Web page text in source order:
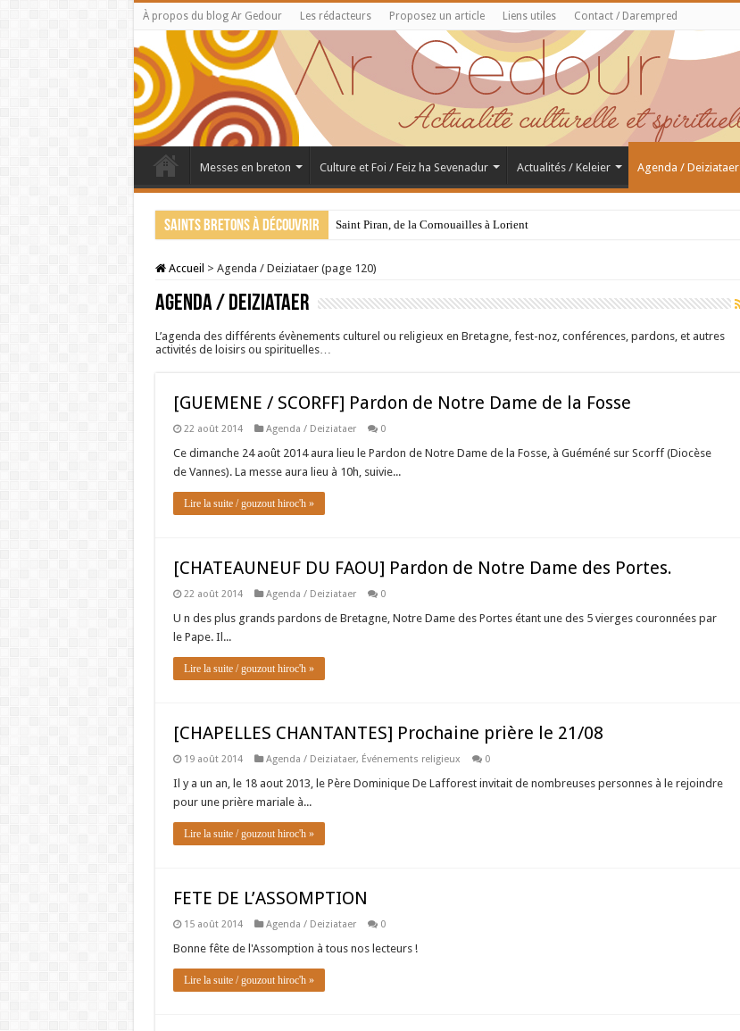
À propos du blog Ar Gedour Les rédacteurs Proposez un article Liens utiles Contact / Darempred
Messes en breton Culture et Foi / Feiz ha Sevenadur Actualités / Keleier Agenda / Deiziataer
Saints bretons à découvrir Saint Piran, de la Cornouailles à Lorient
Accueil > Agenda / Deiziataer (page 120)
Agenda / Deiziataer
L’agenda des différents évènements culturel ou religieux en Bretagne, fest-noz, conférences, pardons, et autres
activités de loisirs ou spirituelles…
[GUEMENE / SCORFF] Pardon de Notre Dame de la Fosse
22 août 2014 Agenda / Deiziataer 0
Ce dimanche 24 août 2014 aura lieu le Pardon de Notre Dame de la Fosse, à Guéméné sur Scorff (Diocèse
de Vannes). La messe aura lieu à 10h, suivie...
Lire la suite / gouzout hiroc'h »
[CHATEAUNEUF DU FAOU] Pardon de Notre Dame des Portes.
22 août 2014 Agenda / Deiziataer 0
U n des plus grands pardons de Bretagne, Notre Dame des Portes étant une des 5 vierges couronnées par
le Pape. Il...
Lire la suite / gouzout hiroc'h »
[CHAPELLES CHANTANTES] Prochaine prière le 21/08
19 août 2014 Agenda / Deiziataer, Événements religieux 0
Il y a un an, le 18 aout 2013, le Père Dominique De Lafforest invitait de nombreuses personnes à le rejoindre
pour une prière mariale à...
Lire la suite / gouzout hiroc'h »
FETE DE L’ASSOMPTION
15 août 2014 Agenda / Deiziataer 0
Bonne fête de l'Assomption à tous nos lecteurs !
Lire la suite / gouzout hiroc'h »